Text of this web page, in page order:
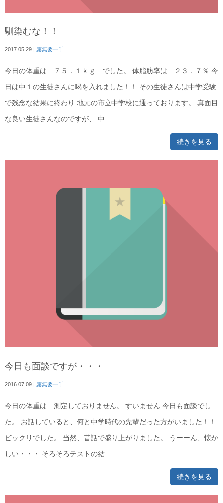
馴染むな！！
2017.05.29 | 露無要一千
今日の体重は ７５．１ｋｇ でした。 体脂肪率は ２３．７％ 今
日は中１の生徒さんに喝を入れました！！ その生徒さんは中学受験
で残念な結果に終わり 地元の市立中学校に通っております。 真面目
な良い生徒さんなのですが、 中 ...
続きを見る
今日も面談ですが・・・
2016.07.09 | 露無要一千
今日の体重は 測定しておりません。 すいません 今日も面談でし
た。 お話していると、何と中学時代の先輩だった方がいました！！
ビックリでした。 当然、昔話で盛り上がりました。 うーーん、懐か
しい・・・ そろそろテストの結 ...
続きを見る